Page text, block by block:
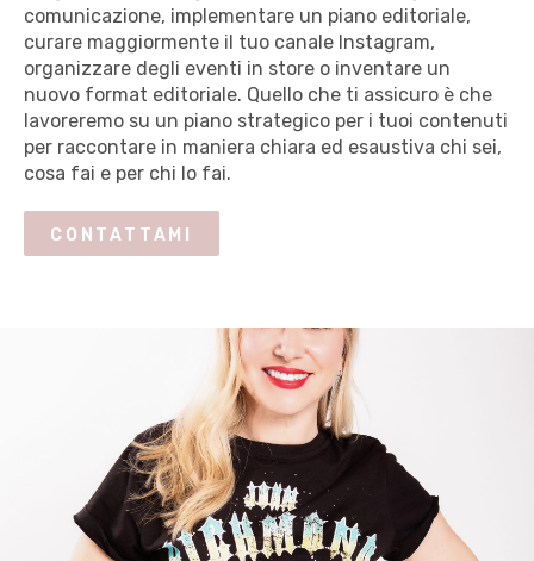
comunicazione, implementare un piano editoriale,
curare maggiormente il tuo canale Instagram,
organizzare degli eventi in store o inventare un
nuovo format editoriale. Quello che ti assicuro è che
lavoreremo su un piano strategico per i tuoi contenuti
per raccontare in maniera chiara ed esaustiva chi sei,
cosa fai e per chi lo fai.
CONTATTAMI